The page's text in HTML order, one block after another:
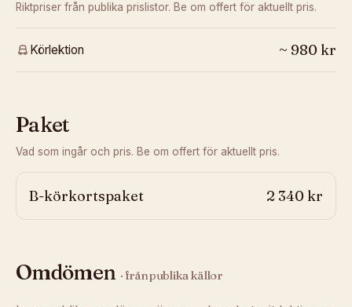
Riktpriser från publika prislistor. Be om offert för aktuellt pris.
Körlektion ~ 980 kr
Paket
Vad som ingår och pris. Be om offert för aktuellt pris.
B-körkortspaket 2 340 kr
Omdömen · från publika källor